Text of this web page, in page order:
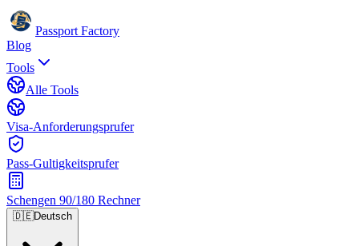
Passport Factory
Blog
Tools
Alle Tools
Visa-Anforderungsprufer
Pass-Gultigkeitsprufer
Schengen 90/180 Rechner
🇩🇪Deutsch